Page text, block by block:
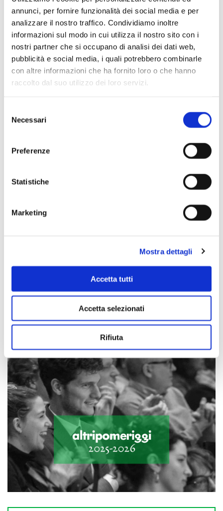
annunci, per fornire funzionalità dei social media e per
analizzare il nostro traffico. Condividiamo inoltre
informazioni sul modo in cui utilizza il nostro sito con i
nostri partner che si occupano di analisi dei dati web,
pubblicità e social media, i quali potrebbero combinarle
con altre informazioni che ha fornito loro o che hanno
raccolto dal suo utilizzo dei loro servizi.
delNecessari
Preferenze
Statistiche
Marketing
Mostra dettagli
Accetta tutti
Accetta selezionati
Rifiuta
Scopri di più
Scopri di più